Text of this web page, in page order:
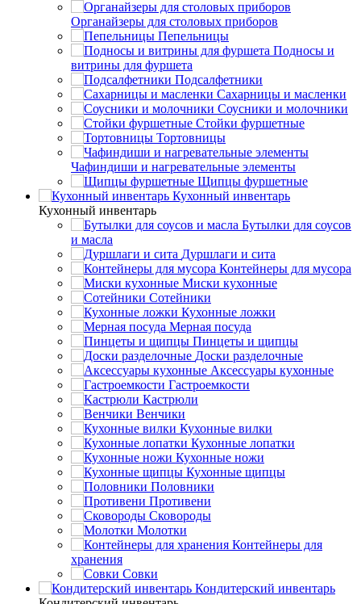
Органайзеры для столовых приборов
Пепельницы
Подносы и
витрины для фуршета
Подсалфетники
Сахарницы и масленки
Соусники и молочники
Стойки фуршетные
Тортовницы
Чафиндиши и нагревательные элементы
Щипцы фуршетные
Кухонный инвентарь
Кухонный инвентарь
Бутылки для соусов
и масла
Дуршлаги и сита
Контейнеры для мусора
Миски кухонные
Сотейники
Кухонные ложки
Мерная посуда
Пинцеты и щипцы
Доски разделочные
Аксессуары кухонные
Гастроемкости
Кастрюли
Венчики
Кухонные вилки
Кухонные лопатки
Кухонные ножи
Кухонные щипцы
Половники
Противени
Сковороды
Молотки
Контейнеры для
хранения
Совки
Кондитерский инвентарь